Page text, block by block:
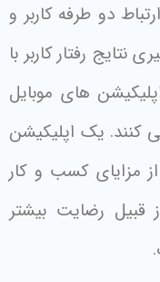
دو طرفه کاربر و
رفتار کاربر با
های موبایل
کنند. یک اپلیکیشن
مزایای کسب و کار
قبیل رضایت بیشتر